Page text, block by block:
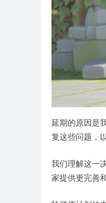
延期的原因是
复这些问题，
我们理解这一
家提供更完善